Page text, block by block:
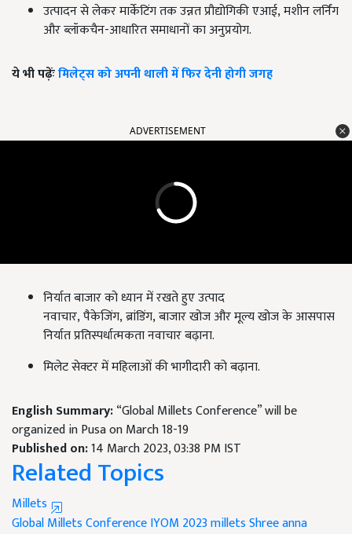
उत्पादन से लेकर मार्केटिंग तक उन्नत प्रौद्योगिकी एआई,मशीन लर्निंग
और ब्लॉकचैन-आधारित समाधानों का अनुप्रयोग.
ये भी पढ़ेंःमिलेट्स को अपनी थाली में फिर देनी होगी जगह
ADVERTISEMENT
निर्यात बाजार को ध्यान में रखते हुए उत्पाद
नवाचार,पैकेजिंग,ब्रांडिंग,बाजार खोज और मूल्य खोज के आसपास
निर्यात प्रतिस्पर्धात्मकता नवाचार बढ़ाना.
मिलेट सेक्टर में महिलाओं की भागीदारी को बढ़ाना.
English Summary:“Global Millets Conference” will be
organized in Pusa on March 18-19
Published on:14 March 2023, 03:38 PM IST
Related Topics
Millets
Global Millets ConferenceIYOM 2023milletsShree anna